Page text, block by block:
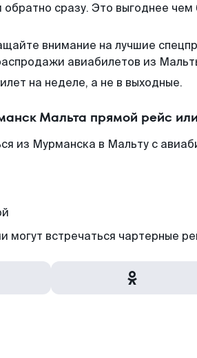
обратно сразу. Это выгоднее
внимание на лучшие
авиабилетов из
на неделе, а не в выходные.
Мальта прямой рейс
из Мурманска в Мальту с
могут встречаться чартерные